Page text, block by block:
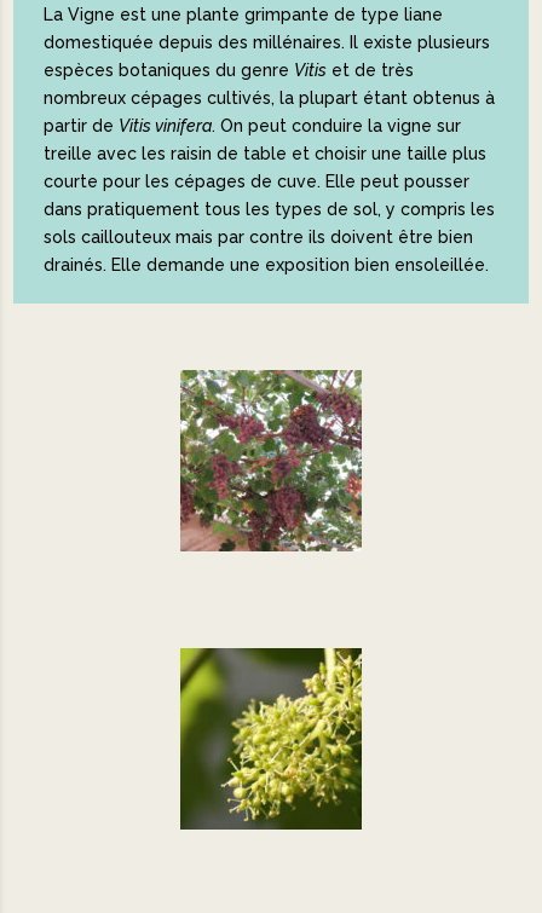
La Vigne est une plante grimpante de type liane
domestiquée depuis des millénaires. Il existe plusieurs
espèces botaniques du genre Vitis et de très
nombreux cépages cultivés, la plupart étant obtenus à
partir de Vitis vinifera. On peut conduire la vigne sur
treille avec les raisin de table et choisir une taille plus
courte pour les cépages de cuve. Elle peut pousser
dans pratiquement tous les types de sol, y compris les
sols caillouteux mais par contre ils doivent être bien
drainés. Elle demande une exposition bien ensoleillée.